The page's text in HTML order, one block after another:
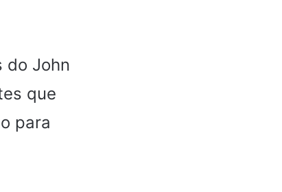
do John
que
para